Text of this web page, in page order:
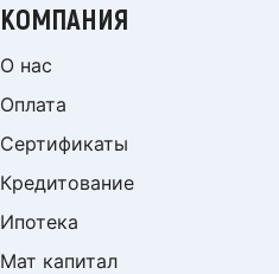
КОМПАНИЯ
О нас
Оплата
Сертификаты
Кредитование
Ипотека
Мат капитал